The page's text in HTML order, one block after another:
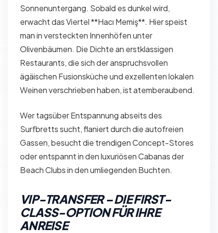
Sonnenuntergang. Sobald es dunkel wird,
erwacht das Viertel **Hacı Memiş**. Hier speist
man in versteckten Innenhöfen unter
Olivenbäumen. Die Dichte an erstklassigen
Restaurants, die sich der anspruchsvollen
ägäischen Fusionsküche und exzellenten lokalen
Weinen verschrieben haben, ist atemberaubend.
Wer tagsüber Entspannung abseits des
Surfbretts sucht, flaniert durch die autofreien
Gassen, besucht die trendigen Concept-Stores
oder entspannt in den luxuriösen Cabanas der
Beach Clubs in den umliegenden Buchten.
VIP-TRANSFER – DIE FIRST-
CLASS-OPTION FÜR IHRE
ANREISE